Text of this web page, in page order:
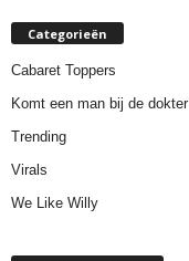
Categorieën
Cabaret Toppers
Komt een man bij de dokter
Trending
Virals
We Like Willy